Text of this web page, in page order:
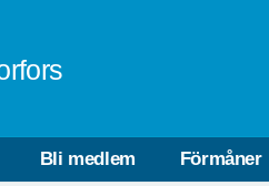
Bli medlem Förmåner